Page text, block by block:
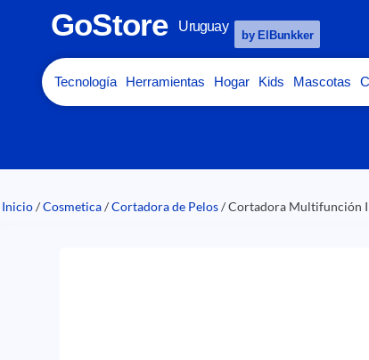
GoStore Uruguay
by ElBunkker
Tecnología Herramientas Hogar Kids Mascotas
Inicio/Cosmetica/Cortadora de Pelos/ Cortadora Multifunción